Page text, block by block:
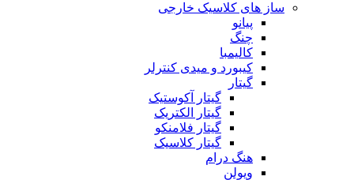
ساز های کلاسیک خارجی
پیانو
چنگ
کالیمبا
کیبورد و میدی کنترلر
گیتار
گیتار آکوستیک
گیتار الکتریک
گیتار فلامنکو
گیتار کلاسیک
هنگ درام
ویولن